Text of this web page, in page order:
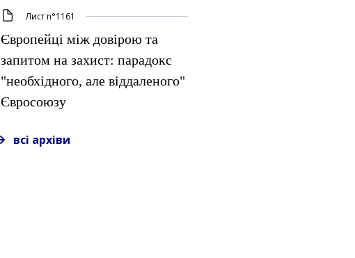
Листn°1161
Європейці між довірою та
запитом на захист: парадокс
"необхідного, але віддаленого"
Євросоюзу
всі архіви